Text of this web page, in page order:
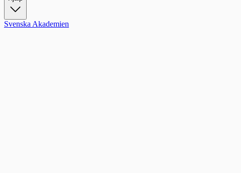
Svenska Akademien